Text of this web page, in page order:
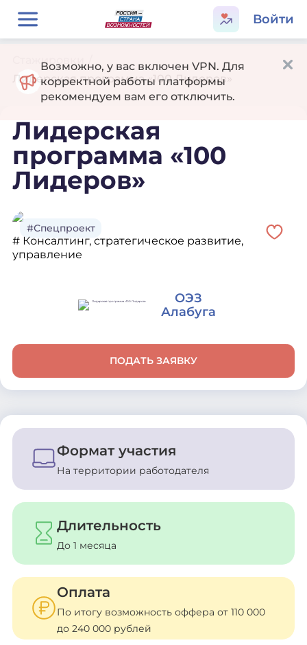
Войти
Стажировки
Лидерская программа «100 Лидеров»
Лидерская
программа «100
Лидеров»
#Спецпроект
# Консалтинг, стратегическое развитие,
управление
ОЭЗ
Алабуга
ПОДАТЬ ЗАЯВКУ
Формат участия
На территории работодателя
Длительность
До 1 месяца
Оплата
По итогу возможность оффера от 110 000
до 240 000 рублей
Возможно, у вас включен VPN. Для
корректной работы платформы
рекомендуем вам его отключить.